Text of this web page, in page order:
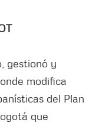
gestionó y
modifica
del Plan
que